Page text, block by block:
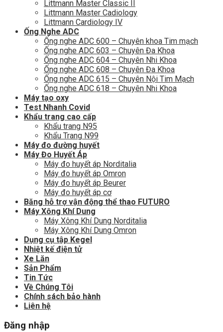
Littmann Master Classic II
Littmann Master Cadiology
Littmann Cardiology IV
Ống Nghe ADC
Ống nghe ADC 600 – Chuyên khoa Tim mạch
Ống nghe ADC 603 – Chuyên Đa Khoa
Ống nghe ADC 604 – Chuyên Nhi Khoa
Ống nghe ADC 608 – Chuyên Đa Khoa
Ống nghe ADC 615 – Chuyên Nội Tim Mạch
Ống nghe ADC 618 – Chuyên Nhi Khoa
Máy tạo oxy
Test Nhanh Covid
Khẩu trang cao cấp
Khẩu trang N95
Khẩu Trang N99
Máy đo đường huyết
Máy Đo Huyết Áp
Máy đo huyết áp Norditalia
Máy đo huyết áp Omron
Máy đo huyết áp Beurer
Máy đo huyết áp cơ
Băng hỗ trợ vận động thể thao FUTURO
Máy Xông Khí Dung
Máy Xông Khí Dung Norditalia
Máy Xông Khí Dung Omron
Dụng cụ tập Kegel
Nhiệt kế điện tử
Xe Lăn
Sản Phẩm
Tin Tức
Về Chúng Tôi
Chính sách bảo hành
Liên hệ
Đăng nhập